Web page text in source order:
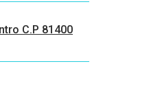
C.P 81400